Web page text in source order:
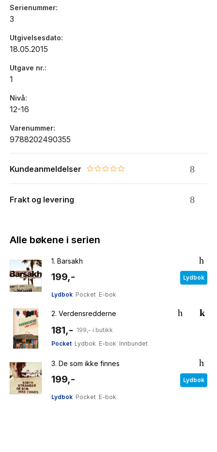
Serienummer
3
Utgivelsesdato
18.05.2015
Utgave nr.
1
Nivå
12-16
Varenummer
9788202490355
Kundeanmeldelser 0.0 star rating
Frakt og levering
Alle bøkene i serien
1. Barsakh
199,- Lydbok
Lydbok Pocket E-bok
2. Verdensredderne
181,- 199,- i butikk
Pocket Lydbok E-bok Innbundet
3. De som ikke finnes
199,- Lydbok
Lydbok Pocket E-bok